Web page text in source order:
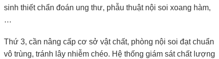
sinh thiết chẩn đoán ung thư, phẫu thuật nội soi xoang hàm,
…
Thứ 3, cần nâng cấp cơ sở vật chất, phòng nội soi đạt chuẩn
vô trùng, tránh lây nhiễm chéo. Hệ thống giám sát chất lượng